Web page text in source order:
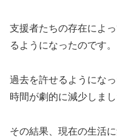
支援者たちの存在によ
るようになったのです。
過去を許せるようにな
時間が劇的に減少しまし
その結果、現在の生活